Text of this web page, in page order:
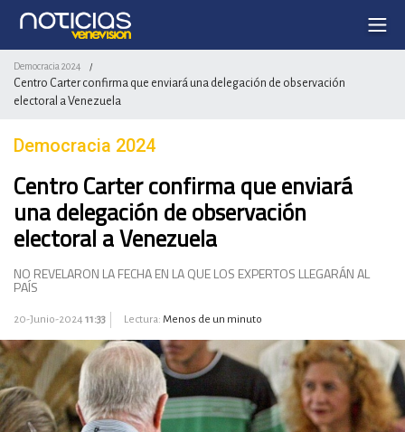
Democracia 2024 /
Centro Carter confirma que enviará una delegación de observación
electoral a Venezuela
Democracia 2024
Centro Carter confirma que enviará
una delegación de observación
electoral a Venezuela
NO REVELARON LA FECHA EN LA QUE LOS EXPERTOS LLEGARÁN AL
PAÍS
20-Junio-2024 11:33 Lectura: Menos de un minuto